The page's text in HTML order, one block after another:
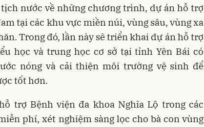
nước về những chương trình, dự án hỗ trợ
tại các khu vực miền núi, vùng sâu, vùng xa
Trong đó, lần này sẽ triển khai dự án hỗ trợ
học và trung học cơ sở tại tỉnh Yên Bái có
nóng và cải thiện môi trường vệ sinh để
tốt hơn.
trợ Bệnh viện đa khoa Nghĩa Lộ trong các
phí, xét nghiệm sàng lọc cho bà con vùng